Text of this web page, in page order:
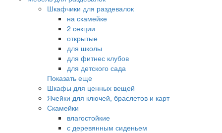
Шкафчики для раздевалок
на скамейке
2 секции
открытые
для школы
для фитнес клубов
для детского сада
Показать еще
Шкафы для ценных вещей
Ячейки для ключей, браслетов и карт
Скамейки
влагостойкие
с деревянным сиденьем